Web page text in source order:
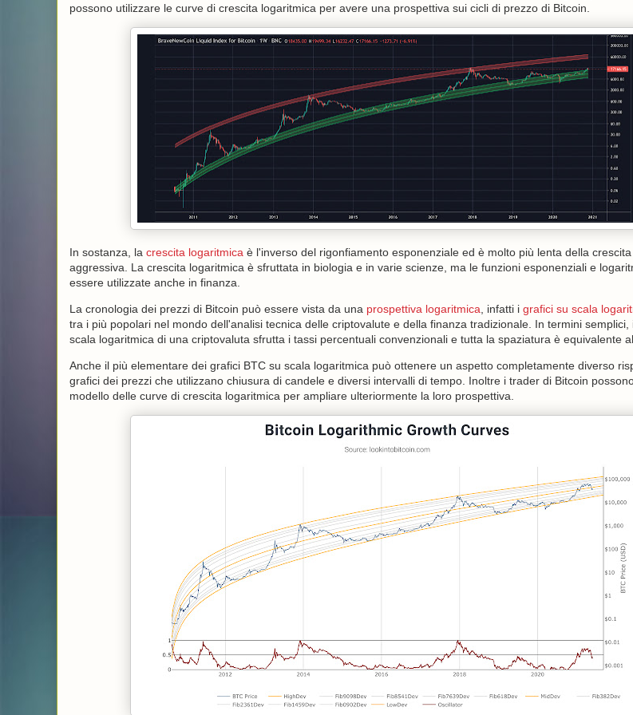
possono utilizzare le curve di crescita logaritmica per avere una prospettiva sui cicli di prezzo di Bitcoin.
In sostanza, la crescita logaritmica è l'inverso del rigonfiamento esponenziale ed è molto più lenta della
aggressiva. La crescita logaritmica è sfruttata in biologia e in varie scienze, ma le funzioni esponenziali e
essere utilizzate anche in finanza.
La cronologia dei prezzi di Bitcoin può essere vista da una prospettiva logaritmica , infatti i grafici su scala
tra i più popolari nel mondo dell'analisi tecnica delle criptovalute e della finanza tradizionale. In termini semplici,
scala logaritmica di una criptovaluta sfrutta i tassi percentuali convenzionali e tutta la spaziatura è equivalente
Anche il più elementare dei grafici BTC su scala logaritmica può ottenere un aspetto completamente diverso
grafici dei prezzi che utilizzano chiusura di candele e diversi intervalli di tempo. Inoltre i trader di Bitcoin
modello delle curve di crescita logaritmica per ampliare ulteriormente la loro prospettiva.